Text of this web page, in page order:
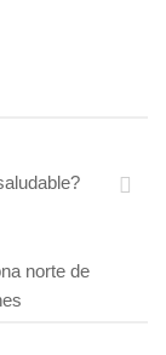
norte de